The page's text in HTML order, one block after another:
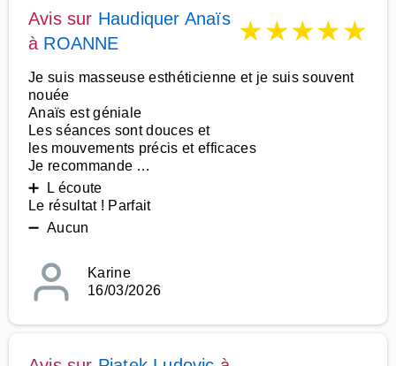
Avis sur Haudiquer Anaïs
à ROANNE ★★★★★
Je suis masseuse esthéticienne et je suis souvent
nouée
Anaïs est géniale
Les séances sont douces et
les mouvements précis et efficaces
Je recommande …
➕ L écoute
Le résultat ! Parfait
➖ Aucun
Karine
16/03/2026